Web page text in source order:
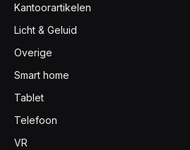
Kantoorartikelen
Licht & Geluid
Overige
Smart home
Tablet
Telefoon
VR